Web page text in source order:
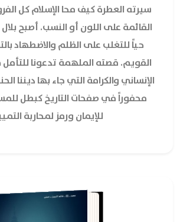
سيرته العطرة كيف محا الإسلام كل
القائمة على اللون أو النسب. أصبح بلال
حياً للتغلب على الظلم والاضطهاد
القويم. قصته الملهمة تدعونا
الإنساني والكرامة التي جاء بها ديننا
محفوراً في صفحات التاريخ كبطل
للإيمان ورمز لمحاربة